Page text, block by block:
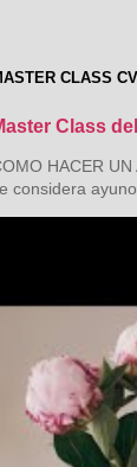
CLASS
Class
HACER
considera